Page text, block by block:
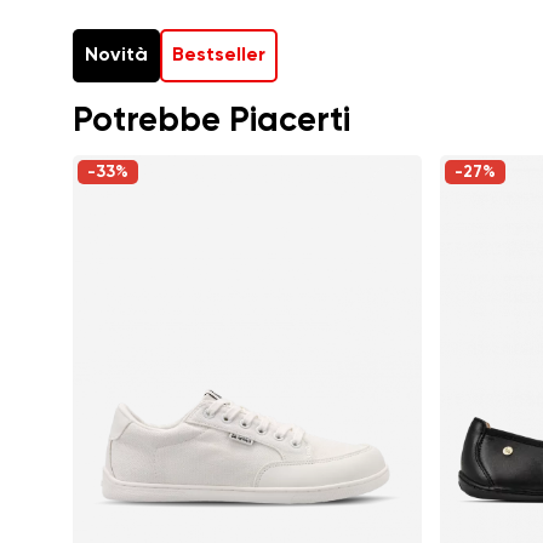
Novità Bestseller
Potrebbe Piacerti
-33% -27%